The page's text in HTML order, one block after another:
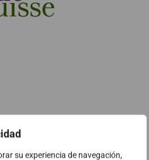
su experiencia de navegación,